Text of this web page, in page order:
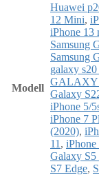
Modell
Huawei
12 Mini,
iPhone 13
Samsung
Samsung
galaxy
GALAXY
Galaxy
iPhone 5/
iPhone 7
(2020),
11 , iPhone
Galaxy S5
S7 Edge,